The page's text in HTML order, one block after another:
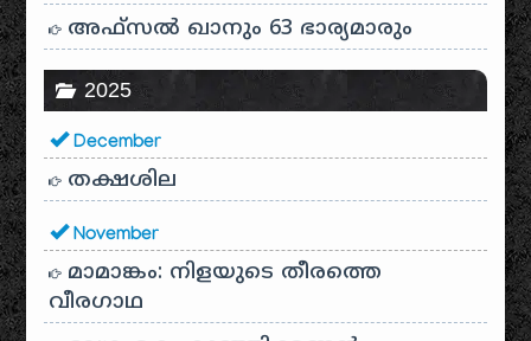
അഫ്സൽ ഖാനും 63 ഭാര്യമാരും
2025
December
തക്ഷശില
November
മാമാങ്കം: നിളയുടെ തീരത്തെ
വീരഗാഥ